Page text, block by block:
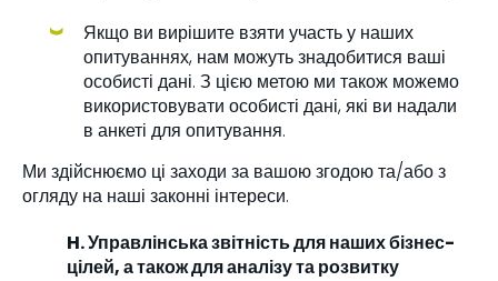
Якщо ви вирішите взяти участь у наших
опитуваннях, нам можуть знадобитися ваші
особисті дані. З цією метою ми також можемо
використовувати особисті дані, які ви надали
в анкеті для опитування.
Ми здійснюємо ці заходи за вашою згодою та/або з
огляду на наші законні інтереси.
H. Управлінська звітність для наших бізнес-
цілей, а також для аналізу та розвитку